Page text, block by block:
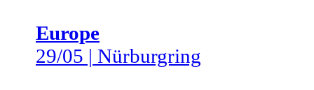
Europe
29/05 | Nürburgring